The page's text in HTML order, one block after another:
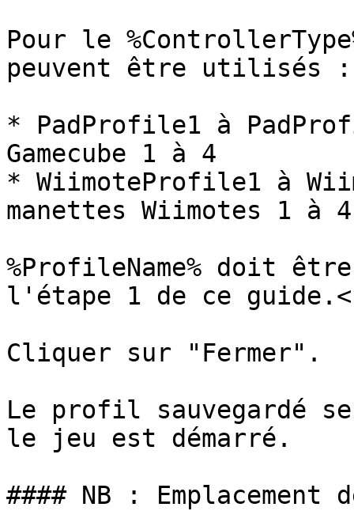
Pour le
peuvent être utilisés :
* PadProfile1 à
Gamecube 1 à 4
* WiimoteProfile1 à
manettes Wiimotes 1 à 4
%ProfileName% doit
l'étape 1 de ce
Cliquer sur "Fermer".
Le profil sauvegardé
le jeu est démarré.
#### NB :